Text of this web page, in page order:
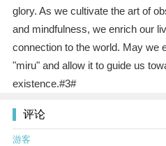
glory. As we cultivate the art of
and mindfulness, we enrich our
connection to the world. May we
"miru" and allow it to guide us
existence.#3#
评论
游客